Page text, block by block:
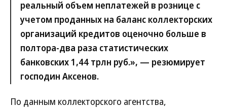
реальный объем неплатежей в рознице с
учетом проданных на баланс коллекторских
организаций кредитов оценочно больше в
полтора-два раза статистических
банковских 1,44 трлн руб.», — резюмирует
господин Аксенов.
По данным коллекторского агентства,